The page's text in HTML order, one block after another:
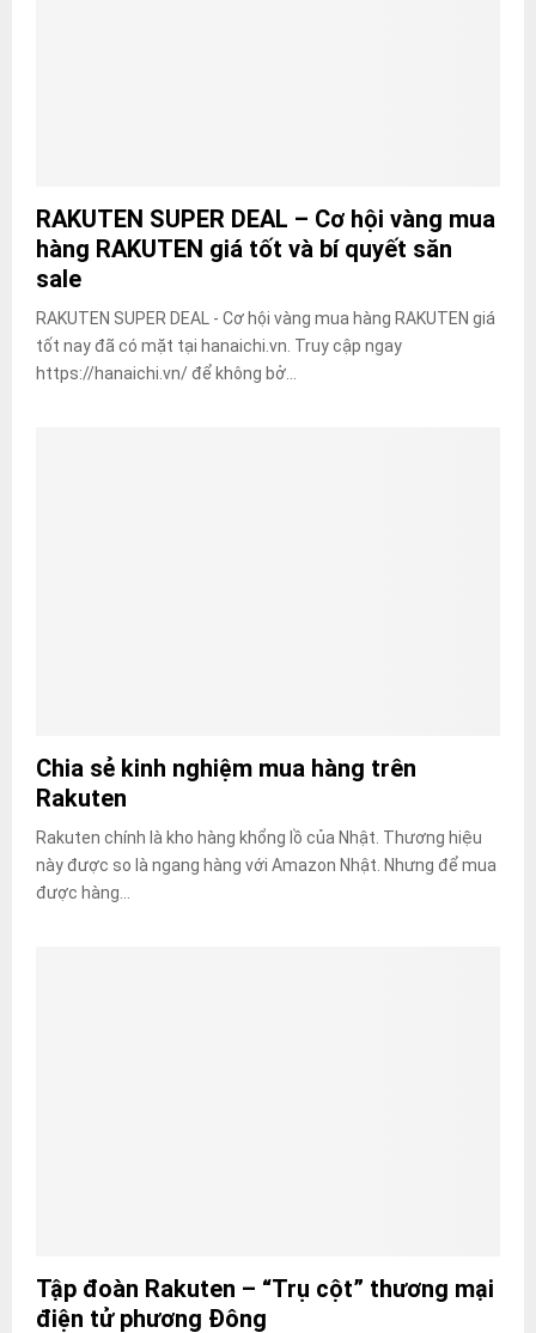
RAKUTEN SUPER DEAL – Cơ hội vàng mua
hàng RAKUTEN giá tốt và bí quyết săn
sale
RAKUTEN SUPER DEAL - Cơ hội vàng mua hàng RAKUTEN giá
tốt nay đã có mặt tại hanaichi.vn. Truy cập ngay
https://hanaichi.vn/ để không bở...
Chia sẻ kinh nghiệm mua hàng trên
Rakuten
Rakuten chính là kho hàng khổng lồ của Nhật. Thương hiệu
này được so là ngang hàng với Amazon Nhật. Nhưng để mua
được hàng...
Tập đoàn Rakuten – “Trụ cột” thương mại
điện tử phương Đông